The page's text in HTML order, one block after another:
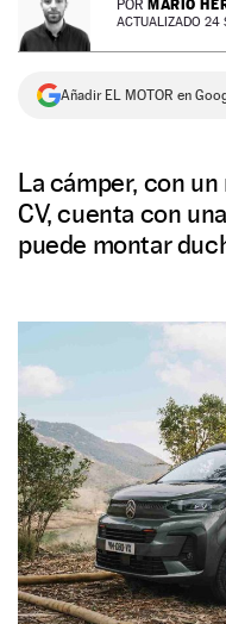
NEWSLETTER
SÍGUENOS
POR MARIO
ACTUALIZADO 24
Añadir EL MOTOR en
La cámper, con
CV, cuenta con
puede montar